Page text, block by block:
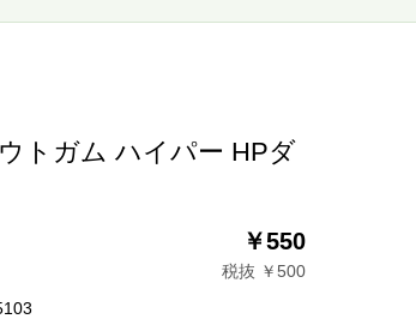
ウトガム ハイパー HPダ
￥550
税抜 ￥500